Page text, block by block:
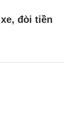
đòi tiền